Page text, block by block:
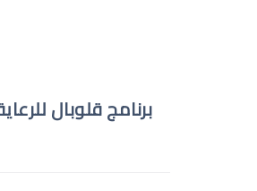
برنامج قلوبال